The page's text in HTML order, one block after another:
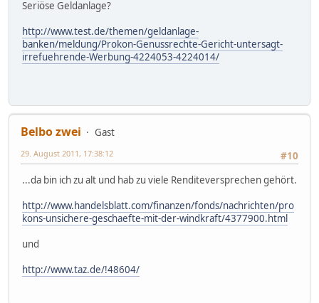
Seriöse Geldanlage?
http://www.test.de/themen/geldanlage-
banken/meldung/Prokon-Genussrechte-Gericht-untersagt-
irrefuehrende-Werbung-4224053-4224014/
Belbo zwei
Gast
#10
29. August 2011, 17:38:12
...da bin ich zu alt und hab zu viele Renditeversprechen gehört.
http://www.handelsblatt.com/finanzen/fonds/nachrichten/pro
kons-unsichere-geschaefte-mit-der-windkraft/4377900.html
und
http://www.taz.de/!48604/